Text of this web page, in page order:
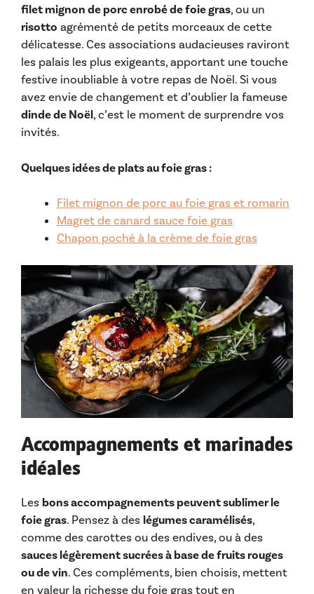
filet mignon de porc enrobé de foie gras, ou un
risotto agrémenté de petits morceaux de cette
délicatesse. Ces associations audacieuses raviront
les palais les plus exigeants, apportant une touche
festive inoubliable à votre repas de Noël. Si vous
avez envie de changement et d’oublier la fameuse
dinde de Noël, c’est le moment de surprendre vos
invités.
Quelques idées de plats au foie gras :
Filet mignon de porc au foie gras et romarin
Magret de canard sauce foie gras
Chapon poché à la crème de foie gras
Accompagnements et marinades
idéales
Les bons accompagnements peuvent sublimer le
foie gras. Pensez à des légumes caramélisés,
comme des carottes ou des endives, ou à des
sauces légèrement sucrées à base de fruits rouges
ou de vin. Ces compléments, bien choisis, mettent
en valeur la richesse du foie gras tout en